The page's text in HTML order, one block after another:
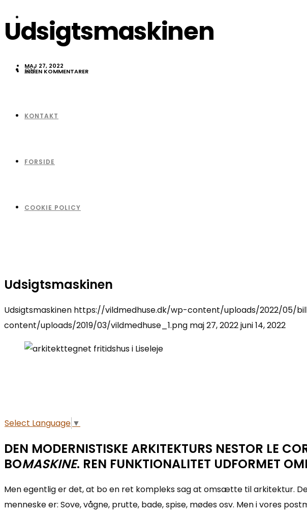
OM
KONTAKT
FORSIDE
COOKIE POLICY
Udsigtsmaskinen
MAJ 27, 2022
INGEN KOMMENTARER
Udsigtsmaskinen
Udsigtsmaskinen https://vildmedhuse.dk/wp-content/uploads/2022/05/
content/uploads/2019/03/vildmedhuse_1.png maj 27, 2022juni 14, 2022
Select Language ▼
DEN MODERNISTISKE ARKITEKTURS NESTOR LE
BOMASKINE. REN FUNKTIONALITET UDFORMET
Men egentlig er det, at bo en ret kompleks sag at omsætte til arkitektur.
menneske er: Sove, vågne, prutte, bade, spise, mødes osv. Men i vores